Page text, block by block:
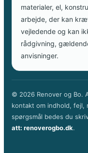
materialer, el,
arbejde, der kan
vejledende og kan
rådgivning,
anvisninger.
© 2026 Renover og Bo.
kontakt om indhold, fejl,
spørgsmål bedes du
att: renoverogbo.dk.